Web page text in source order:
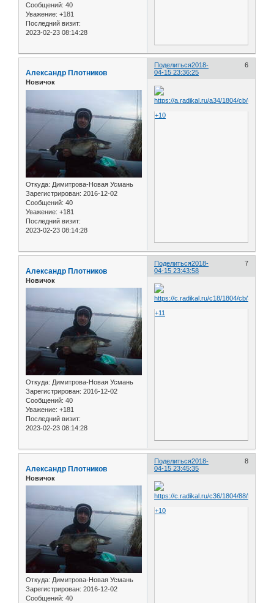
Сообщений: 40
Уважение: +181
Последний визит:
2023-02-23 08:14:28
Поделиться 6
2018-
04-15 23:36:25
Александр Плотников
Новичок
Откуда: Димитрова-Новая Усмань
Зарегистрирован: 2016-12-02
Сообщений: 40
Уважение: +181
Последний визит:
2023-02-23 08:14:28
+10
Поделиться 7
2018-
04-15 23:43:58
Александр Плотников
Новичок
Откуда: Димитрова-Новая Усмань
Зарегистрирован: 2016-12-02
Сообщений: 40
Уважение: +181
Последний визит:
2023-02-23 08:14:28
+11
Поделиться 8
2018-
04-15 23:45:35
Александр Плотников
Новичок
Откуда: Димитрова-Новая Усмань
Зарегистрирован: 2016-12-02
Сообщений: 40
+10